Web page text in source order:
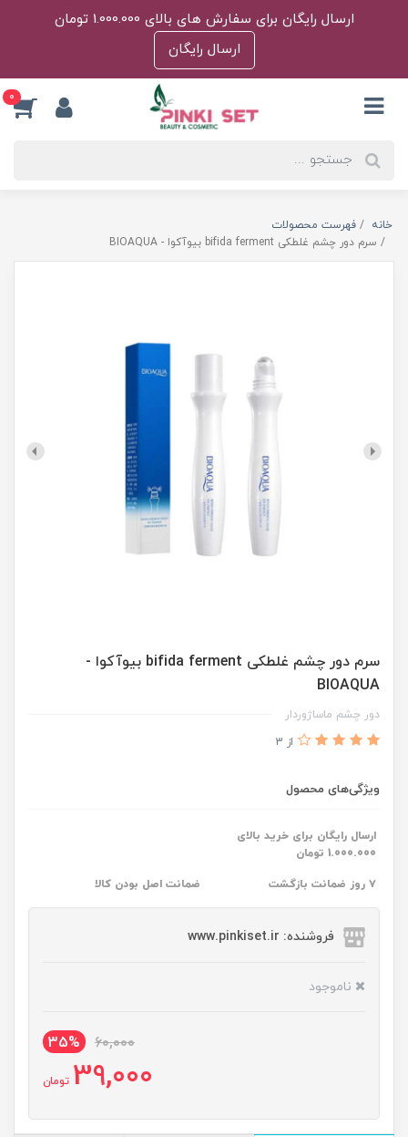
ارسال رایگان برای سفارش های بالای 1.000.000 تومان
ارسال رایگان
0
خانه
فهرست محصولات
سرم دور چشم غلطکی bifida ferment بیوآکوا - BIOAQUA
سرم دور چشم غلطکی bifida ferment بیوآکوا -
BIOAQUA
دور چشم ماساژوردار
از 3
ویژگی‌های محصول
ارسال رایگان برای خرید بالای
1.000.000 تومان
۷ روز ضمانت بازگشت ضمانت اصل بودن کالا
فروشنده: www.pinkiset.ir
ناموجود
60,000
35%
39,000 تومان